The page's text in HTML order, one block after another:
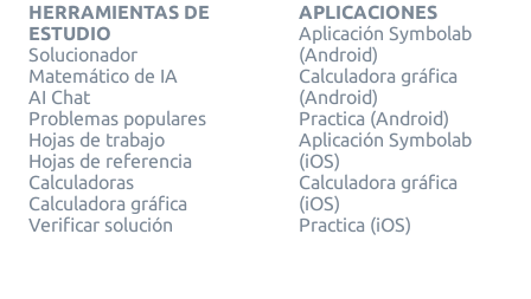
HERRAMIENTAS DE
ESTUDIO
Solucionador
Matemático de IA
AI Chat
Problemas populares
Hojas de trabajo
Hojas de referencia
Calculadoras
Calculadora gráfica
Verificar solución
APLICACIONES
Aplicación Symbolab
(Android)
Calculadora gráfica
(Android)
Practica (Android)
Aplicación Symbolab
(iOS)
Calculadora gráfica
(iOS)
Practica (iOS)